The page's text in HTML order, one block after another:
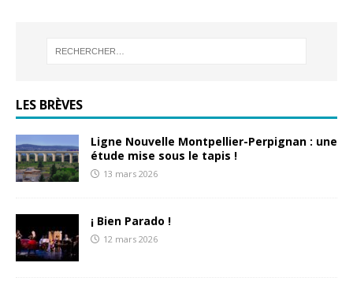
LES BRÈVES
Ligne Nouvelle Montpellier-Perpignan : une
étude mise sous le tapis !
13 mars 2026
¡ Bien Parado !
12 mars 2026